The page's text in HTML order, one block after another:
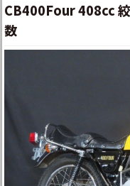
CB400Four 408cc
数